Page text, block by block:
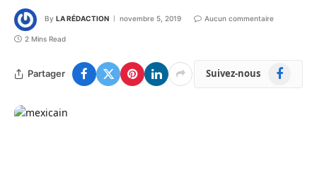
By LA RÉDACTION novembre 5, 2019 Aucun commentaire
2 Mins Read
Partager Suivez-nous Facebook